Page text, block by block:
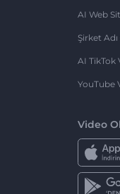
AI Web
Şirket
AI TikTok
YouTube
Video